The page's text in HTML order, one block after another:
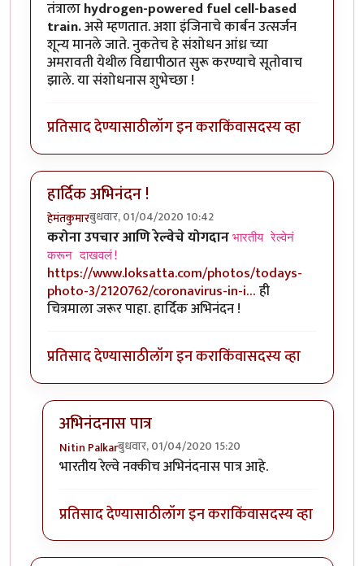
तंत्रालाhydrogen-powered fuel cell-based
train.असे म्हणतात. अशा इंजिनाचे कार्बन उत्सर्जन
शून्य मानले जाते. नुकतेच हे संशोधन आंध्र च्या
अमरावती येथील विद्यापीठात सुरू करण्याचे सूतोवाच
झाले. या संशोधनास शुभेच्छा !
प्रतिसाद देण्यासाठीलॉग इन कराकिंवासदस्य व्हा
हार्दिक अभिनंदन !
हेमंतकुमारबुधवार, 01/04/2020 10:42
करोना उपचार आणि रेल्वेचे योगदान भारतीय रेल्वेनं
करून दाखवलं!
https://www.loksatta.com/photos/todays-
photo-3/2120762/coronavirus-in-i…ही
चित्रमाला जरूर पाहा. हार्दिक अभिनंदन !
प्रतिसाद देण्यासाठीलॉग इन कराकिंवासदस्य व्हा
अभिनंदनास पात्र
Nitin Palkarबुधवार, 01/04/2020 15:20
In reply toहार्दिक अभिनंदन !byहेमंतकुमार
भारतीय रेल्वे नक्कीच अभिनंदनास पात्र आहे.
प्रतिसाद देण्यासाठीलॉग इन कराकिंवासदस्य व्हा